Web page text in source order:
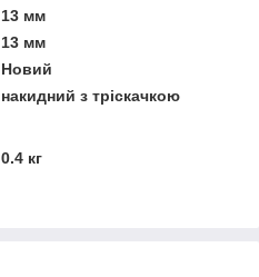
13 мм
13 мм
Новий
накидний з тріскачкою
0.4 кг